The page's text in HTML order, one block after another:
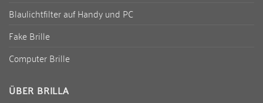
Blaulichtfilter auf Handy und PC
Fake Brille
Computer Brille
ÜBER BRILLA